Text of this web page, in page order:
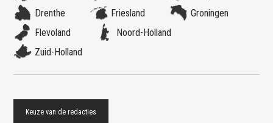
Drenthe
Friesland
Groningen
Flevoland
Noord-Holland
Zuid-Holland